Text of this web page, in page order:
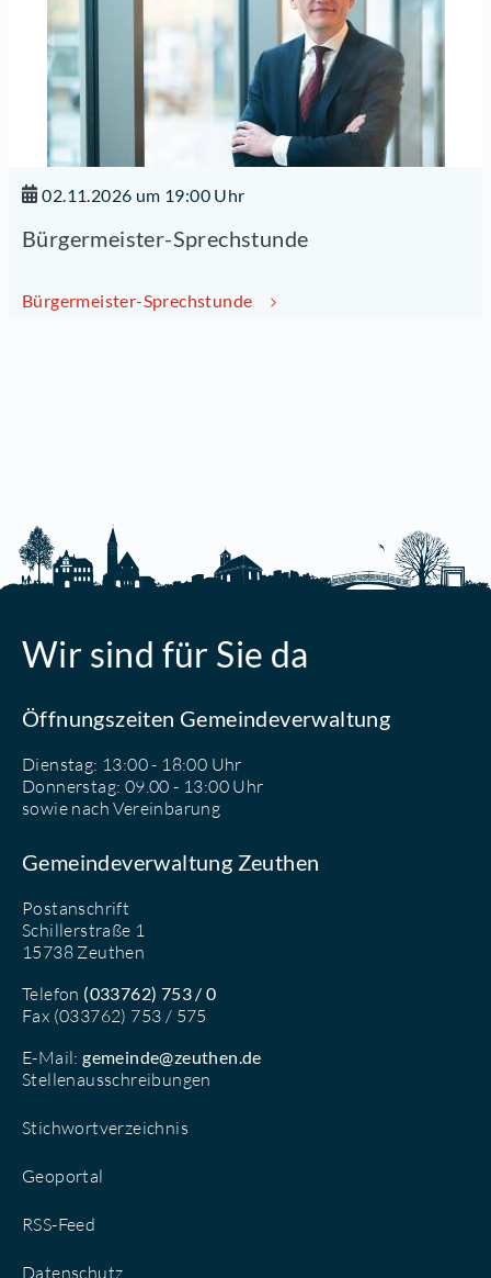
02.11.2026 um 19:00 Uhr
Bürgermeister-Sprechstunde
Bürgermeister-Sprechstunde
Wir sind für Sie da
Öffnungszeiten Gemeindeverwaltung
Dienstag: 13:00 - 18:00 Uhr
Donnerstag: 09.00 - 13:00 Uhr
sowie nach Vereinbarung
Gemeindeverwaltung Zeuthen
Postanschrift
Schillerstraße 1
15738 Zeuthen
Telefon (033762) 753 / 0
Fax (033762) 753 / 575
E-Mail:gemeinde@zeuthen.de
Stellenausschreibungen
Stichwortverzeichnis
Geoportal
RSS-Feed
Datenschutz